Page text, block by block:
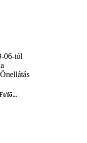
06-tól
fő...